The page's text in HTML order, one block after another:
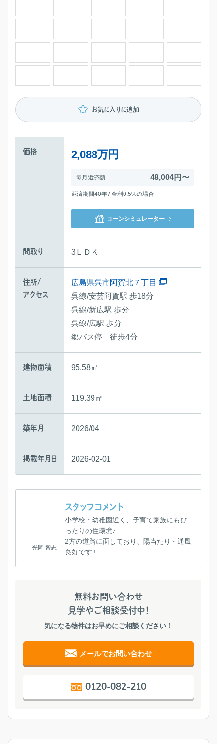
お気に入りに追加
価格 2,088万円
毎月返済額 48,004円〜
返済期間40年 / 金利0.5%の場合
ローンシミュレーター
間取り 3ＬＤＫ
住所/
アクセス
広島県呉市阿賀北７丁目
呉線/安芸阿賀駅 歩18分
呉線/新広駅 歩分
呉線/広駅 歩分
郷バス停 徒歩4分
建物面積 95.58㎡
土地面積 119.39㎡
築年月 2026/04
掲載年月日 2026-02-01
光岡 智志
スタッフコメント
小学校・幼稚園近く、子育て家族にもぴ
ったりの住環境♪
2方の道路に面しており、陽当たり・通風
良好です!!
無料お問い合わせ
見学やご相談受付中！
気になる物件はお早めにご相談ください！
メールでお問い合わせ
0120-082-210